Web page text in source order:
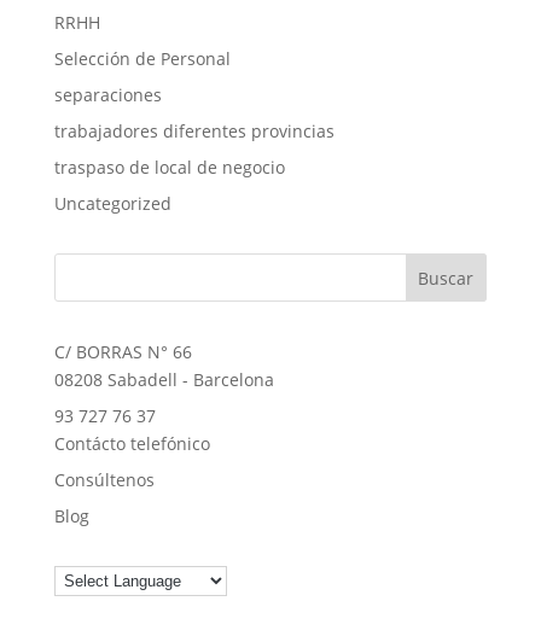
RRHH
Selección de Personal
separaciones
trabajadores diferentes provincias
traspaso de local de negocio
Uncategorized
C/ BORRAS N° 66
08208 Sabadell - Barcelona
93 727 76 37
Contácto telefónico
Consúltenos
Blog